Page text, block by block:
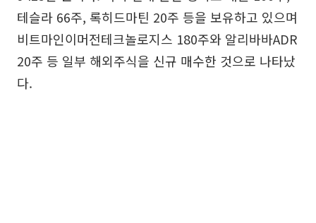
테슬라 66주, 록히드마틴 20주 등을 보유하고 있으며
비트마인이머전테크놀로지스 180주와 알리바바ADR
20주 등 일부 해외주식을 신규 매수한 것으로 나타났
다.